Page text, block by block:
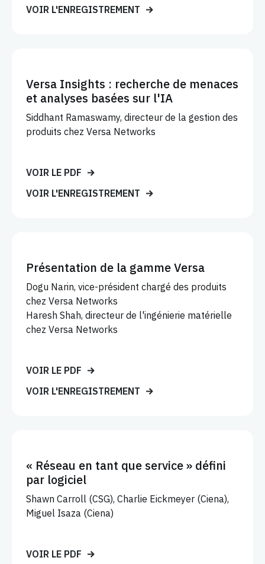
VOIR L'ENREGISTREMENT
Versa Insights : recherche de menaces
et analyses basées sur l'IA
Siddhant Ramaswamy, directeur de la gestion des
produits chez Versa Networks
VOIR LE PDF
VOIR L'ENREGISTREMENT
Présentation de la gamme Versa
Dogu Narin, vice-président chargé des produits
chez Versa Networks
Haresh Shah, directeur de l'ingénierie matérielle
chez Versa Networks
VOIR LE PDF
VOIR L'ENREGISTREMENT
« Réseau en tant que service » défini
par logiciel
Shawn Carroll (CSG), Charlie Eickmeyer (Ciena),
Miguel Isaza (Ciena)
VOIR LE PDF